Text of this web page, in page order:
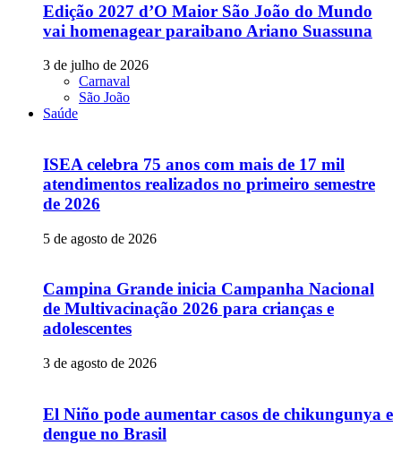
Edição 2027 d’O Maior São João do Mundo
vai homenagear paraibano Ariano Suassuna
3 de julho de 2026
Carnaval
São João
Saúde
ISEA celebra 75 anos com mais de 17 mil
atendimentos realizados no primeiro semestre
de 2026
5 de agosto de 2026
Campina Grande inicia Campanha Nacional
de Multivacinação 2026 para crianças e
adolescentes
3 de agosto de 2026
El Niño pode aumentar casos de chikungunya e
dengue no Brasil